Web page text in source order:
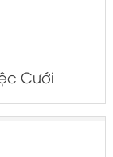
Cưới